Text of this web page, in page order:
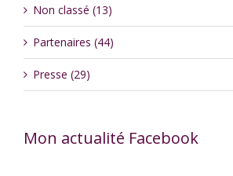
Non classé (13)
Partenaires (44)
Presse (29)
Mon actualité Facebook